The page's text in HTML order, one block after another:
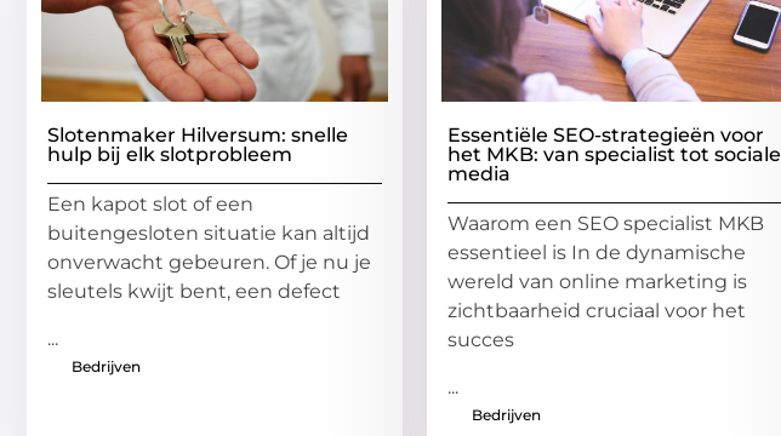
Slotenmaker Hilversum: snelle
hulp bij elk slotprobleem
Een kapot slot of een
buitengesloten situatie kan altijd
onverwacht gebeuren. Of je nu je
sleutels kwijt bent, een defect
...
Bedrijven
Essentiële SEO-strategieën voor
het MKB: van specialist tot sociale
media
Waarom een SEO specialist MKB
essentieel is In de dynamische
wereld van online marketing is
zichtbaarheid cruciaal voor het
succes
...
Bedrijven